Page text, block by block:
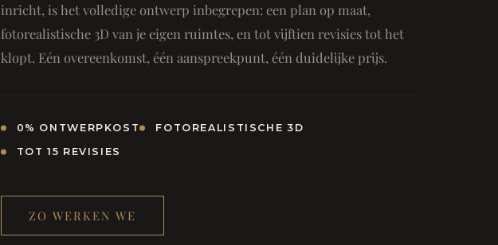
inricht, is het volledige ontwerp inbegrepen: een plan op maat,
fotorealistische 3D van je eigen ruimtes, en tot vijftien revisies tot het
klopt. Eén overeenkomst, één aanspreekpunt, één duidelijke prijs.
0% ONTWERPKOST
FOTOREALISTISCHE 3D
TOT 15 REVISIES
ZO WERKEN WE